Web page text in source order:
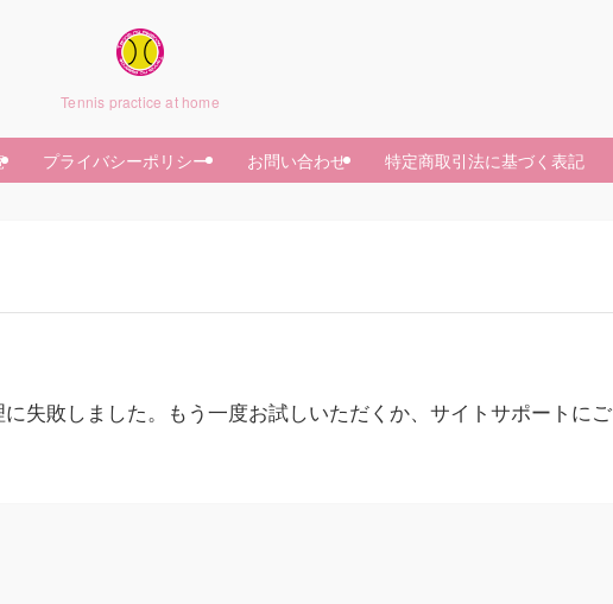
Tennis practice at home
プライバシーポリシー お問い合わせ 特定商取引法に基づく表記
失敗しました。もう一度お試しいただくか、サイトサポートにご